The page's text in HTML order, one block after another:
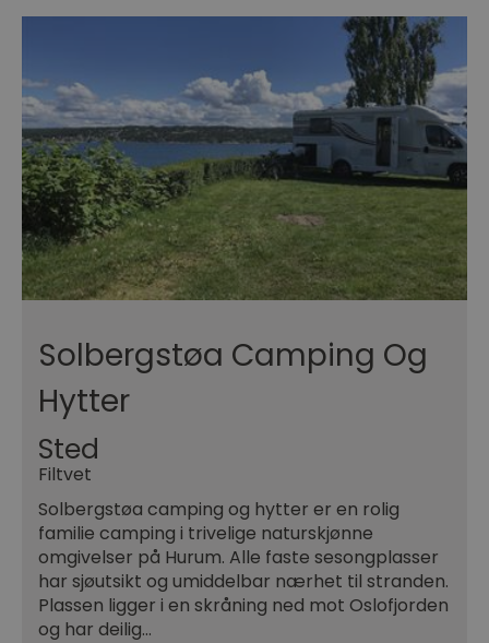
Solbergstøa Camping Og
Hytter
Sted
Filtvet
Solbergstøa camping og hytter er en rolig
familie camping i trivelige naturskjønne
omgivelser på Hurum. Alle faste sesongplasser
har sjøutsikt og umiddelbar nærhet til stranden.
Plassen ligger i en skråning ned mot Oslofjorden
og har deilig…